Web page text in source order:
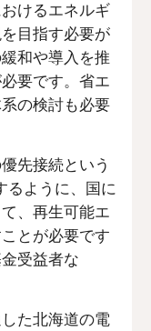
けるエネルギ
目指す必要が
和や導入を推
要です。省エ
の検討も必要
先接続という
るように、国に
、再生可能エ
とが必要です
受益者な
た北海道の電